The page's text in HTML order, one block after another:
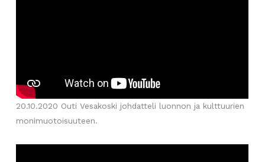
20.10.2020 Outi Vesakoski johdatteli luonnon ja kulttuurien
monimuotoisuuteen.